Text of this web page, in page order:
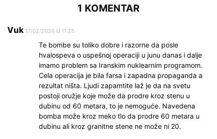
1 KOMENTAR
Vuk 17/02/2026 U 11:25
Te bombe su toliko dobre i razorne da posle
hvalospeva o uspešnoj operaciji u junu danas i dalje
imamo problem sa Iranskim nuklearnim programom.
Cela operacija je bila farsa i zapadna propaganda a
rezultat ništa. Ljudi zapamtite laž je da na svetu
postoji oružje koje može da prodre kroz stenu u
dubinu od 60 metara, to je nemoguće. Navedena
bomba može kroz meko tlo da prodre 60 metara u
dubinu ali kroz granitne stene ne može ni 20.